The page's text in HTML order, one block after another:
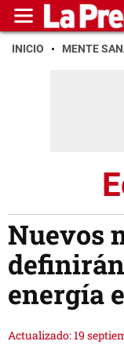
INICIO MENTE
Nuevos
energía
Actualizado: 19